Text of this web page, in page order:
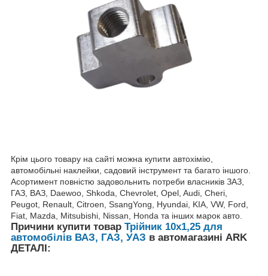
Крім цього товару на сайті можна купити автохімію,
автомобільні наклейки, садовий інструмент та багато іншого.
Асортимент повністю задовольнить потреби власників ЗАЗ,
ГАЗ, ВАЗ, Daewoo, Shkoda, Chevrolet, Opel, Audi, Cheri,
Peugot, Renault, Citroen, SsangYong, Hyundai, KIA, VW, Ford,
Fiat, Mazda, Mitsubishi, Nissan, Honda та інших марок авто.
Причини купити товар Трійник 10х1,25 для
автомобілів ВАЗ, ГАЗ, УАЗ в автомагазині ARK
ДЕТАЛІ: